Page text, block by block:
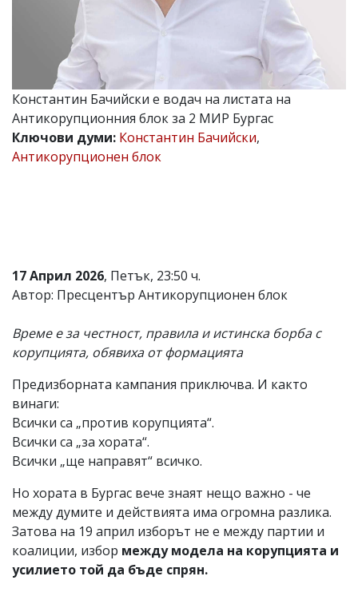
k.kassabova@flagman.bg
email:
office@flagman.bg
Коментарите
под
статиите
носи
отговорност
Ако
откриете
за
вас
коментар,
моля
сигнализирайте
Константин Бачийски е водач на листата на
Антикорупционния блок за 2 МИР Бургас
Ключови думи: Константин Бачийски,
Антикорупционен блок
17 Април 2026, Петък, 23:50 ч.
Автор: Пресцентър Антикорупционен блок
Време е за честност, правила и истинска борба с
корупцията, обявиха от формацията
Предизборната кампания приключва. И както
винаги:
Всички са „против корупцията“.
Всички са „за хората“.
Всички „ще направят“ всичко.
Но хората в Бургас вече знаят нещо важно - че
между думите и действията има огромна разлика.
Затова на 19 април изборът не е между партии и
коалиции, избор между модела на корупцията и
усилието той да бъде спрян.